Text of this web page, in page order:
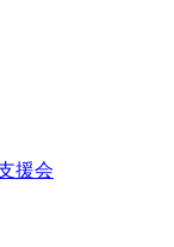
援会